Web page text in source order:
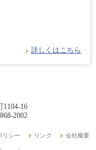
詳しくはこちら
16
2002
リシー リンク 会社概要